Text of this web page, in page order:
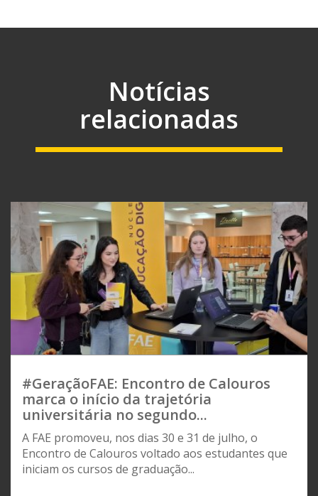
Notícias
relacionadas
#GeraçãoFAE: Encontro de Calouros
marca o início da trajetória
universitária no segundo...
A FAE promoveu, nos dias 30 e 31 de julho, o
Encontro de Calouros voltado aos estudantes que
iniciam os cursos de graduação...